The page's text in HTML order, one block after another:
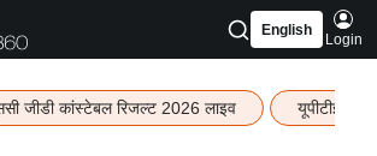
English
Login
जीडी कांस्टेबल रिजल्ट 2026 लाइव यूपीटीईटी